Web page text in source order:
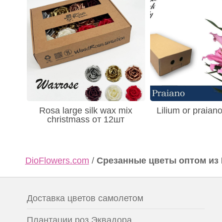
Rosa large silk wax mix
christmass от 12шт
Lilium or
DioFlowers.com / Срезанные цветы оптом из
Доставка цветов самолетом
Плантации роз Эквадора